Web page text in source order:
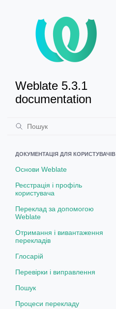
Weblate 5.3.1
documentation
ДОКУМЕНТАЦІЯ ДЛЯ КОРИСТУВАЧІВ
Основи Weblate
Реєстрація і профіль
користувача
Переклад за допомогою
Weblate
Отримання і вивантаження
перекладів
Глосарій
Перевірки і виправлення
Пошук
Процеси перекладу